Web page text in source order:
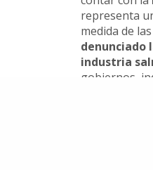
representa
medida de
denunciado
industria
gobiernos,